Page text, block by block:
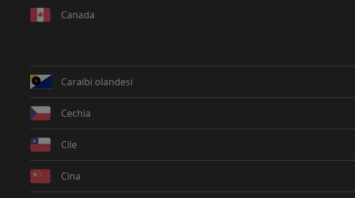
Canada
Caraibi olandesi
Cechia
Cile
Cina